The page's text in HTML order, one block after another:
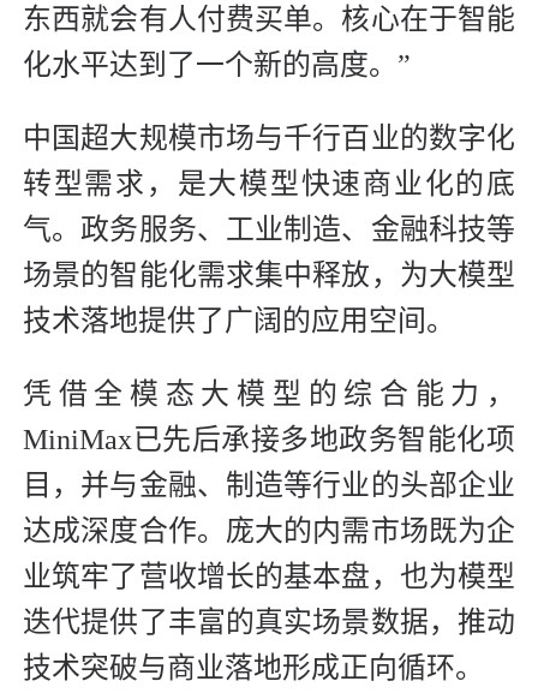
东西就会有人付费买单。核心在于智能
化水平达到了一个新的高度。”
中国超大规模市场与千行百业的数字化
转型需求，是大模型快速商业化的底
气。政务服务、工业制造、金融科技等
场景的智能化需求集中释放，为大模型
技术落地提供了广阔的应用空间。
凭借全模态大模型的综合能力，
MiniMax已先后承接多地政务智能化项
目，并与金融、制造等行业的头部企业
达成深度合作。庞大的内需市场既为企
业筑牢了营收增长的基本盘，也为模型
迭代提供了丰富的真实场景数据，推动
技术突破与商业落地形成正向循环。